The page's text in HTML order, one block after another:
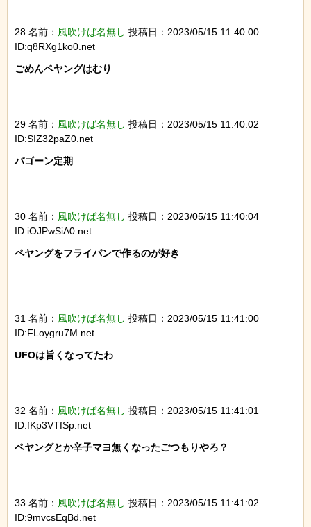
28 名前： 風吹けば名無し 投稿日：2023/05/15 11:40:00
ID:q8RXg1ko0.net
ごめんペヤングはむり
29 名前： 風吹けば名無し 投稿日：2023/05/15 11:40:02
ID:SIZ32paZ0.net
バゴーン定期
30 名前： 風吹けば名無し 投稿日：2023/05/15 11:40:04
ID:iOJPwSiA0.net
ペヤングをフライパンで作るのが好き
31 名前： 風吹けば名無し 投稿日：2023/05/15 11:41:00
ID:FLoygru7M.net
UFOは旨くなってたわ
32 名前： 風吹けば名無し 投稿日：2023/05/15 11:41:01
ID:fKp3VTfSp.net
ペヤングとか辛子マヨ無くなったごつもりやろ？
33 名前： 風吹けば名無し 投稿日：2023/05/15 11:41:02
ID:9mvcsEqBd.net